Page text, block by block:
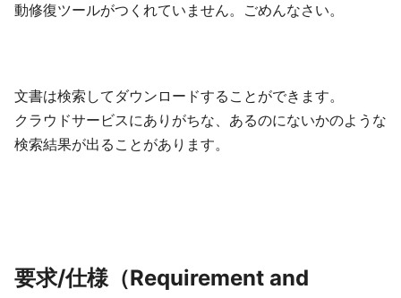
動修復ツールがつくれていません。ごめんなさい。
文書は検索してダウンロードすることができます。
クラウドサービスにありがちな、あるのにないかのような
検索結果が出ることがあります。
要求/仕様（Requirement and